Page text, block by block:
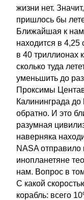
жизни нет.
пришлось бы
Ближайшая к
находится в 4,25
в 40 триллионах
сколько туда
уменьшить до
Проксимы
Калининграда до
обратно. И это
разумная
наверняка
NASA отправило
инопланетяне
нам. Вопрос в
С какой
корабль: всего